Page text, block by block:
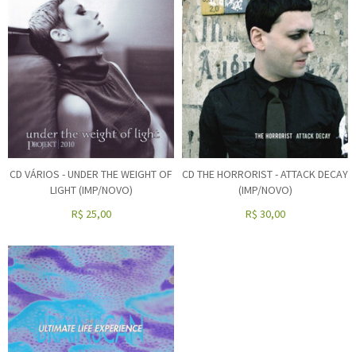
CD VÁRIOS - UNDER THE WEIGHT OF
LIGHT (IMP/NOVO)
R$ 25,00
CD THE HORRORIST - ATTACK DECAY
(IMP/NOVO)
R$ 30,00